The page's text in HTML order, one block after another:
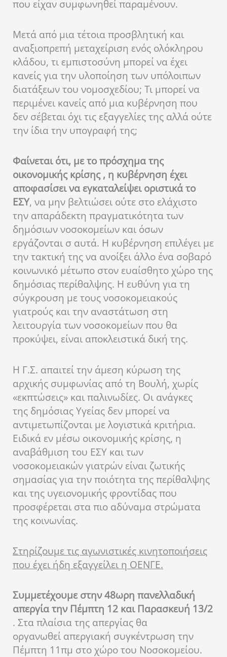
που είχαν συμφωνηθεί παραμένουν.
Μετά από μια τέτοια προσβλητική και
αναξιοπρεπή μεταχείριση ενός ολόκληρου
κλάδου, τι εμπιστοσύνη μπορεί να έχει
κανείς για την υλοποίηση των υπόλοιπων
διατάξεων του νομοσχεδίου; Τι μπορεί να
περιμένει κανείς από μια κυβέρνηση που
δεν σέβεται όχι τις εξαγγελίες της αλλά ούτε
την ίδια την υπογραφή της;
Φαίνεται ότι, με το πρόσχημα της
οικονομικής κρίσης , η κυβέρνηση έχει
αποφασίσει να εγκαταλείψει οριστικά το
ΕΣΥ, να μην βελτιώσει ούτε στο ελάχιστο
την απαράδεκτη πραγματικότητα των
δημόσιων νοσοκομείων και όσων
εργάζονται σ αυτά. Η κυβέρνηση επιλέγει με
την τακτική της να ανοίξει άλλο ένα σοβαρό
κοινωνικό μέτωπο στον ευαίσθητο χώρο της
δημόσιας περίθαλψης. Η ευθύνη για τη
σύγκρουση με τους νοσοκομειακούς
γιατρούς και την αναστάτωση στη
λειτουργία των νοσοκομείων που θα
προκύψει, είναι αποκλειστικά δική της.
Η Γ.Σ. απαιτεί την άμεση κύρωση της
αρχικής συμφωνίας από τη Βουλή, χωρίς
«εκπτώσεις» και παλινωδίες. Οι ανάγκες
της δημόσιας Υγείας δεν μπορεί να
αντιμετωπίζονται με λογιστικά κριτήρια.
Ειδικά εν μέσω οικονομικής κρίσης, η
αναβάθμιση του ΕΣΥ και των
νοσοκομειακών γιατρών είναι ζωτικής
σημασίας για την ποιότητα της περίθαλψης
και της υγειονομικής φροντίδας που
προσφέρεται στα πιο αδύναμα στρώματα
της κοινωνίας.
Στηρίζουμε τις αγωνιστικές κινητοποιήσεις
που έχει ήδη εξαγγείλει η ΟΕΝΓΕ.
Συμμετέχουμε στην 48ωρη πανελλαδική
απεργία την Πέμπτη 12 και Παρασκευή 13/2
. Στα πλαίσια της απεργίας θα
οργανωθεί απεργιακή συγκέντρωση την
Πέμπτη 11πμ στο χώρο του Νοσοκομείου.